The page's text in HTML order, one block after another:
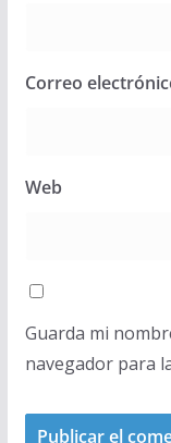
Correo
Web
Guarda mi
navegador para